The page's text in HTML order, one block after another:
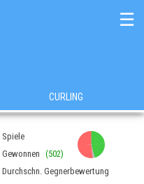
☰
CURLING
Spiele
Gewonnen (502)
Durchschn. Gegnerbewertung